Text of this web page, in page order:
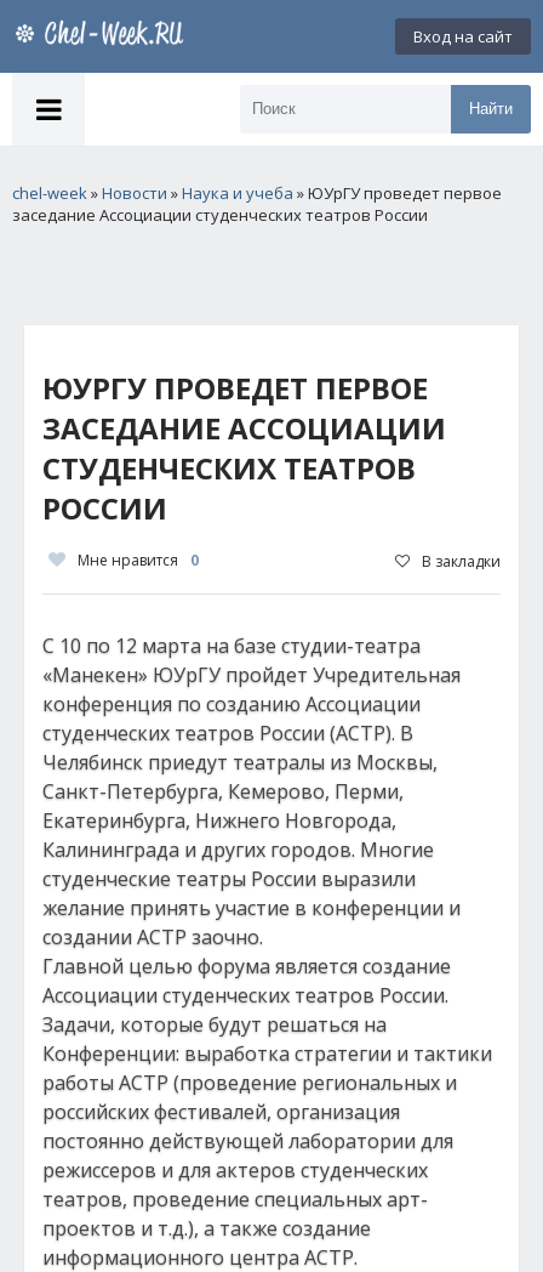
Вход на сайт
Найти
chel-week»Новости »Наука и учеба » ЮУрГУ проведет первое
заседание Ассоциации студенческих театров России
ЮУРГУ ПРОВЕДЕТ ПЕРВОЕ
ЗАСЕДАНИЕ АССОЦИАЦИИ
СТУДЕНЧЕСКИХ ТЕАТРОВ
РОССИИ
Мне нравится 0 В закладки
С 10 по 12 марта на базе студии-театра
«Манекен» ЮУрГУ пройдет Учредительная
конференция по созданию Ассоциации
студенческих театров России (АСТР). В
Челябинск приедут театралы из Москвы,
Санкт-Петербурга, Кемерово, Перми,
Екатеринбурга, Нижнего Новгорода,
Калининграда и других городов. Многие
студенческие театры России выразили
желание принять участие в конференции и
создании АСТР заочно.
Главной целью форума является создание
Ассоциации студенческих театров России.
Задачи, которые будут решаться на
Конференции: выработка стратегии и тактики
работы АСТР (проведение региональных и
российских фестивалей, организация
постоянно действующей лаборатории для
режиссеров и для актеров студенческих
театров, проведение специальных арт-
проектов и т.д.), а также создание
информационного центра АСТР.